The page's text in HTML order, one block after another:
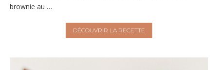
brownie au …
DÉCOUVRIR LA RECETTE